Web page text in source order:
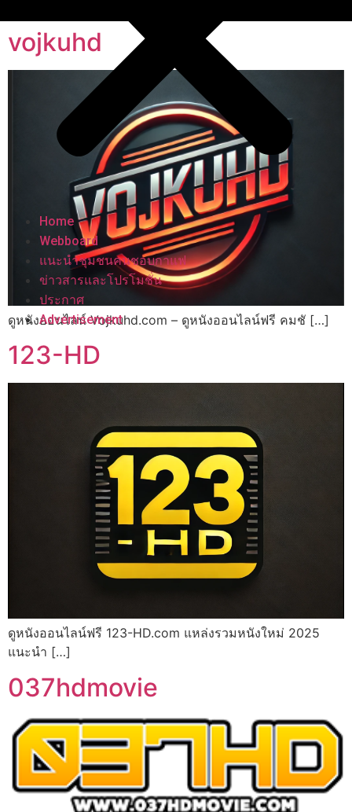
Home
Webboard
แนะนำชุมชนคนชอบกาแฟ
ข่าวสารและโปรโมชั่น
ประกาศ
Advertisement
vojkuhd
ดูหนังออนไลน์ Vojkuhd.com – ดูหนังออนไลน์ฟรี คมชั […]
123-HD
ดูหนังออนไลน์ฟรี 123-HD.com แหล่งรวมหนังใหม่ 2025
แนะนำ […]
037hdmovie